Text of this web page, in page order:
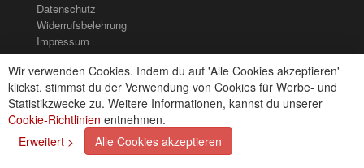
Wir verwenden Cookies. Indem du auf 'Alle Cookies akzeptieren'
klickst, stimmst du der Verwendung von Cookies für Werbe- und
Statistikzwecke zu. Weitere Informationen, kannst du unserer
Cookie-Richtlinien entnehmen.
Erweitert >
Alle Cookies akzeptieren
Datenschutz
Widerrufsbelehrung
Impressum
AGB
Kontakt
Cookies einstellungen
Zahlungsarten